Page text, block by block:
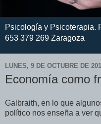
Psicología y Psicoterapia.
653 379 269 Zaragoza
LUNES, 9 DE OCTUBRE DE
Economía como
Galbraith, en lo que
político nos enseña a ver